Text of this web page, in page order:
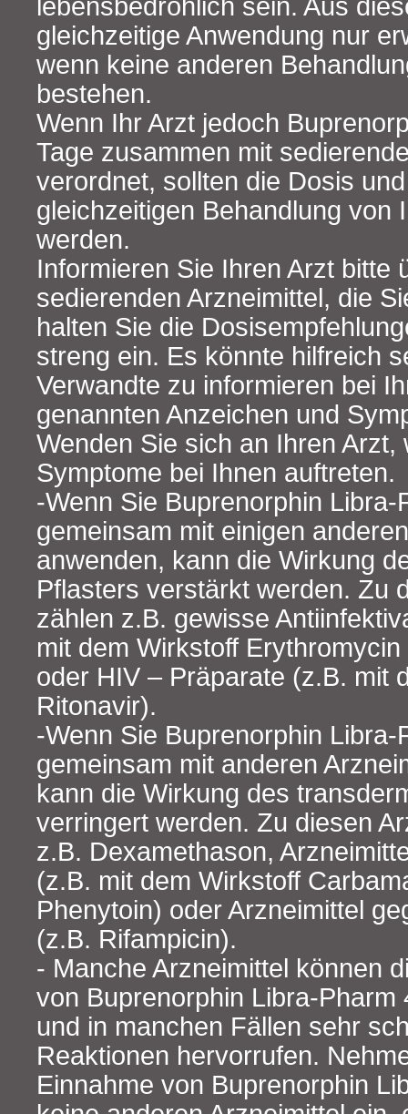
lebensbedrohlich sein. Aus
gleichzeitige Anwendung nur
wenn keine anderen
bestehen.
Wenn Ihr Arzt jedoch
Tage zusammen mit
verordnet, sollten die Dosis
gleichzeitigen Behandlung von
werden.
Informieren Sie Ihren Arzt bitte
sedierenden Arzneimittel, die
halten Sie die
streng ein. Es könnte hilfreich
Verwandte zu informieren bei
genannten Anzeichen und
Wenden Sie sich an Ihren Arzt,
Symptome bei Ihnen auftreten.
-Wenn Sie Buprenorphin Libra-
gemeinsam mit einigen
anwenden, kann die Wirkung
Pflasters verstärkt werden. Zu
zählen z.B. gewisse
mit dem Wirkstoff
oder HIV – Präparate (z.B. mit
Ritonavir).
-Wenn Sie Buprenorphin Libra-
gemeinsam mit anderen
kann die Wirkung des
verringert werden. Zu diesen
z.B. Dexamethason,
(z.B. mit dem Wirkstoff
Phenytoin) oder Arzneimittel
(z.B. Rifampicin).
- Manche Arzneimittel können
von Buprenorphin Libra-Pharm
und in manchen Fällen sehr
Reaktionen hervorrufen.
Einnahme von Buprenorphin